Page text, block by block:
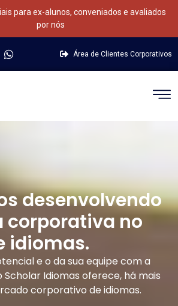
para ex-alunos, conveniados e avaliados
por nós
Área de Clientes Corporativos
desenvolvendo
corporativa no
idiomas.
e o da sua equipe com a
Scholar Idiomas oferece, há mais
corporativo de idiomas.